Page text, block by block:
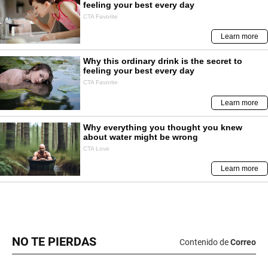
NO TE PIERDAS Contenido deCorreo